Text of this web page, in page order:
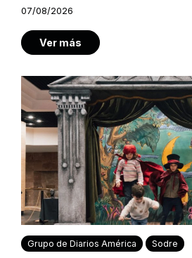
07/08/2026
Ver más
Grupo de Diarios América Sodre